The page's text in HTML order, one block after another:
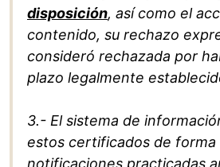
disposición, así como el
contenido, su rechazo
consideró rechazada por
plazo legalmente
3.- El sistema de
estos certificados de forma
notificaciones practicadas